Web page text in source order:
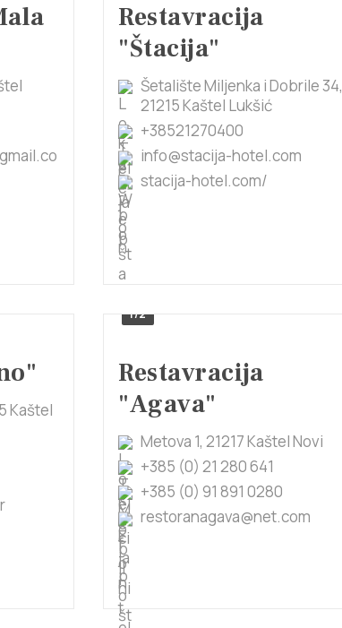
Restavracija
"Štacija"
Šetalište Miljenka i Dobrile 34,
21215 Kaštel Lukšić
+38521270400
info@stacija-hotel.com
stacija-hotel.com/
Kaštel
1/2
Restavracija
"Agava"
Metova 1, 21217 Kaštel Novi
+385 (0) 21 280 641
+385 (0) 91 891 0280
restoranagava@net.com